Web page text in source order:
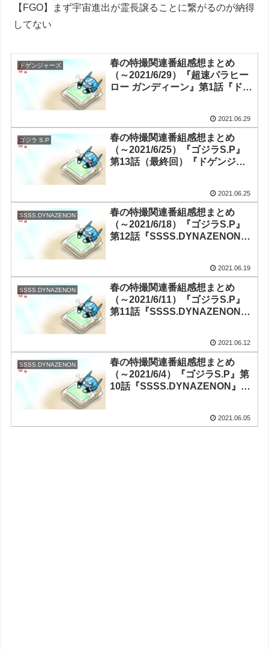
【FGO】まず宇宙進出が霊長譲ることに繋がるのが納得
してない
ドゲンジャーズ
春の特撮関連番組感想まとめ
（～2021/6/29）『超速パラヒー
ロー ガンディーン』第1話『ドゲ
『Thunderbolt Fantasy 東離劍
遊紀3』第13話（最終回）
2021.06.29
ゴジラ S.P
春の特撮関連番組感想まとめ
（～2021/6/25）『ゴジラS.P』
第13話（最終回）『ドゲンジャ
2021.06.25
SSSS.DYNAZENON
春の特撮関連番組感想まとめ
（～2021/6/18）『ゴジラS.P』
第12話『SSSS.DYNAZENON』
『Thunderbolt Fantasy 東離劍
遊紀3』第11話
2021.06.19
SSSS.DYNAZENON
春の特撮関連番組感想まとめ
（～2021/6/11）『ゴジラS.P』
第11話『SSSS.DYNAZENON』
ズ～ナイスバディ～』第9話
『Thunderbolt Fantasy 東離劍
遊紀3』第10話
2021.06.12
SSSS.DYNAZENON
春の特撮関連番組感想まとめ
（～2021/6/4）『ゴジラS.P』第
10話『SSSS.DYNAZENON』第
ィ～』第8話『Thunderbolt2021.06.05